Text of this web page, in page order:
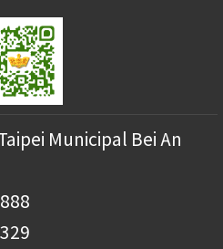
Municipal Bei An